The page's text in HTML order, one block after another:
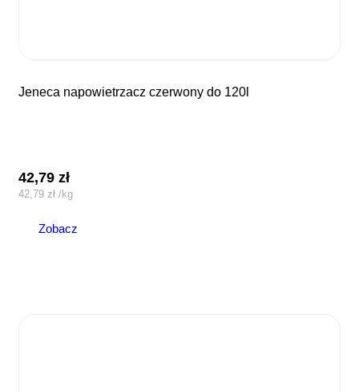
jeneca napowietrzacz czerwony do 120l
42,79zł
42,79zł /kg
Zobacz